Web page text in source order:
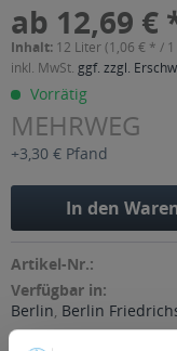
ab 12,69 €
Inhalt: 12 Liter (1,06 € * /
inkl. MwSt. ggf. zzgl.
Vorrätig
MEHRWEG
+3,30 € Pfand
In den
Artikel-Nr.:
Verfügbar in:
Berlin, Berlin